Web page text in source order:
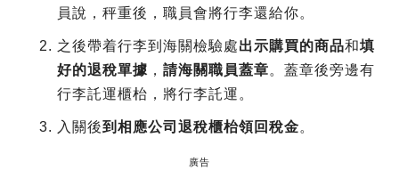
員說，秤重後，職員會將行李還給你。
之後帶着行李到海關檢驗處出示購買的商品和填
好的退稅單據 ， 請海關職員蓋章。蓋章後旁邊有
行李託運櫃枱，將行李託運。
入關後到相應公司退稅櫃枱領回稅金。
廣告